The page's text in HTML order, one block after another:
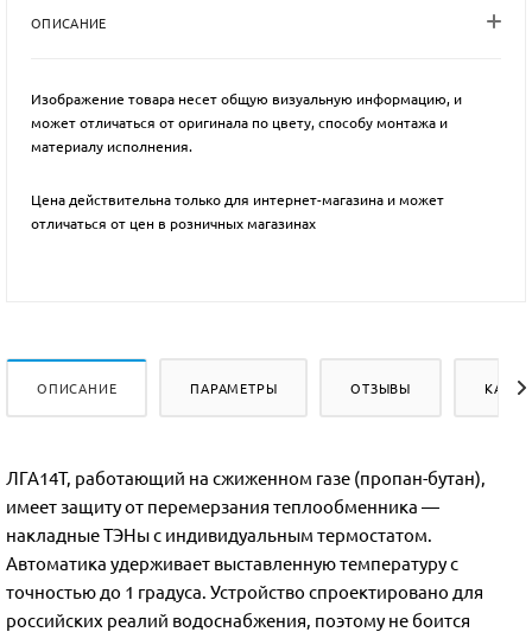
ОПИСАНИЕ
Изображение товара несет общую визуальную информацию, и
может отличаться от оригинала по цвету, способу монтажа и
материалу исполнения.
Цена действительна только для интернет-магазина и может
отличаться от цен в розничных магазинах
ОПИСАНИЕ ПАРАМЕТРЫ ОТЗЫВЫ КАК
ЛГА14Т, работающий на сжиженном газе (пропан-бутан),
имеет защиту от перемерзания теплообменника —
накладные ТЭНы с индивидуальным термостатом.
Автоматика удерживает выставленную температуру с
точностью до 1 градуса. Устройство спроектировано для
российских реалий водоснабжения, поэтому не боится